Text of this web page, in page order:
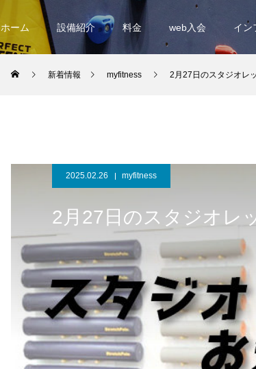
ホーム 設備紹介 料金 web入会 イン
新着情報 myfitness 2月27日のスタジオレ
2025.02.26 myfitness
2月27日のスタジオレ